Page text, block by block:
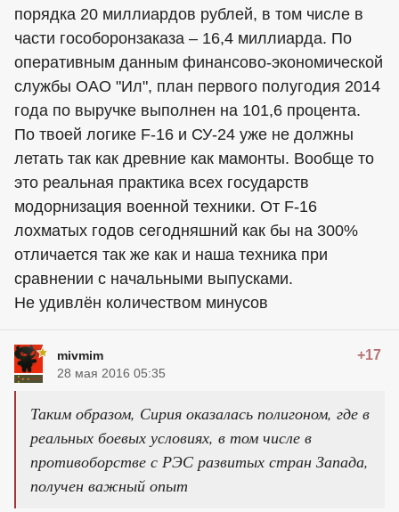
порядка 20 миллиардов рублей, в том числе в
части гособоронзаказа – 16,4 миллиарда. По
оперативным данным финансово-экономической
службы ОАО "Ил", план первого полугодия 2014
года по выручке выполнен на 101,6 процента.
По твоей логике F-16 и СУ-24 уже не должны
летать так как древние как мамонты. Вообще то
это реальная практика всех государств
модорнизация военной техники. От F-16
лохматых годов сегодняшний как бы на 300%
отличается так же как и наша техника при
сравнении с начальными выпусками.
Не удивлён количеством минусов
mivmim +17
28 мая 2016 05:35
Таким образом, Сирия оказалась полигоном, где в
реальных боевых условиях, в том числе в
противоборстве с РЭС развитых стран Запада,
получен важный опыт